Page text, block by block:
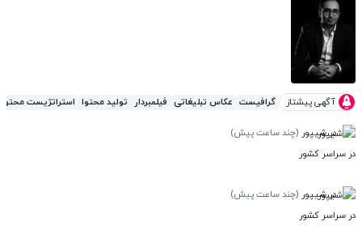
آگهی پیشتاز گرافیست عکاس تبلیغاتی فیلمبردار تولید محتوا استراتژيست محتوا
در شیپور (چند ساعت پیش)
در سراسر کشور
در شیپور (چند ساعت پیش)
در سراسر کشور